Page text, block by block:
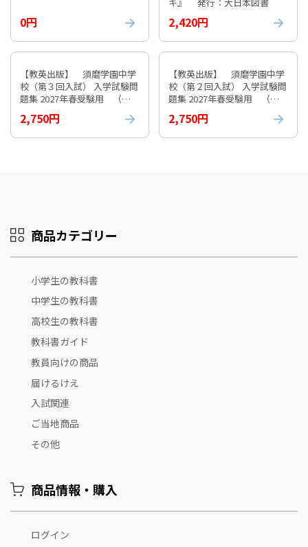
0円
キ』 発行：大日本図書
2,420円
【教英出版】 須磨学園中学
校（第３回入試） 入学試験問
題集 2027年春受験用 （※
お取り寄せ商品）
2,750円
【教英出版】 須磨学園中学
校（第２回入試） 入学試験問
題集 2027年春受験用 （※
お取り寄せ商品）
2,750円
商品カテゴリー
小学生の教科書
中学生の教科書
高校生の教科書
教科書ガイド
教員向けの商品
届けるけえ
入試関連
ご当地商品
その他
商品情報・購入
ログイン